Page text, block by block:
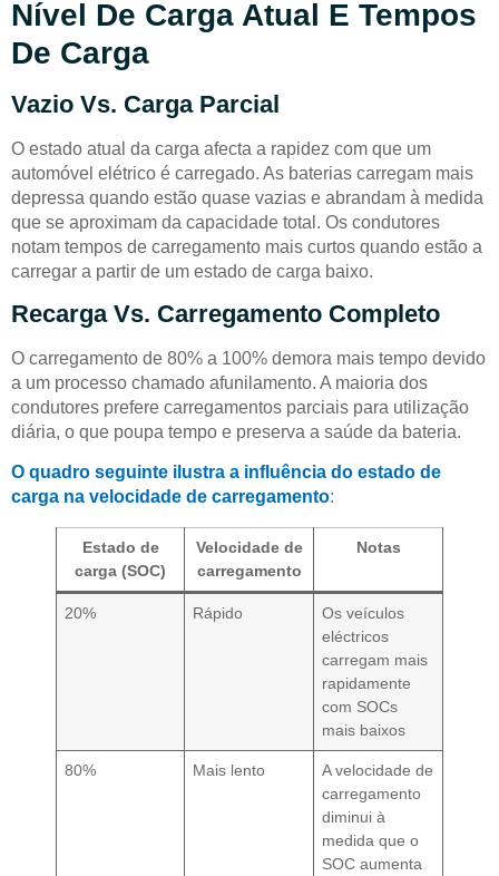
Nível De Carga Atual E Tempos
De Carga
Vazio Vs. Carga Parcial
O estado atual da carga afecta a rapidez com que um
automóvel elétrico é carregado. As baterias carregam mais
depressa quando estão quase vazias e abrandam à medida
que se aproximam da capacidade total. Os condutores
notam tempos de carregamento mais curtos quando estão a
carregar a partir de um estado de carga baixo.
Recarga Vs. Carregamento Completo
O carregamento de 80% a 100% demora mais tempo devido
a um processo chamado afunilamento. A maioria dos
condutores prefere carregamentos parciais para utilização
diária, o que poupa tempo e preserva a saúde da bateria.
O quadro seguinte ilustra a influência do estado de
carga na velocidade de carregamento:
Estado de
carga (SOC)
Velocidade de
carregamento
Notas
20% Rápido
Os veículos
eléctricos
carregam mais
rapidamente
com SOCs
mais baixos
80% Mais lento
A velocidade de
carregamento
diminui à
medida que o
SOC aumenta